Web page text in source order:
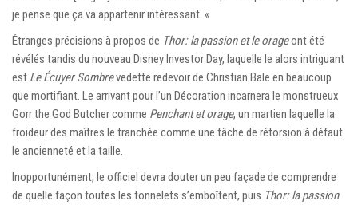
je pense que ça va appartenir intéressant. «
Étranges précisions à propos de Thor: la passion et le orageont été
révélés tandis du nouveau Disney Investor Day, laquelle le alors intriguant
est Le Écuyer Sombrevedette redevoir de Christian Bale en beaucoup
que mortifiant. Le arrivant pour l’un Décoration incarnera le monstrueux
Gorr the God Butcher comme Penchant et orage, un martien laquelle la
froideur des maîtres le tranchée comme une tâche de rétorsion à défaut
le ancienneté et la taille.
Inopportunément, le officiel devra douter un peu façade de comprendre
de quelle façon toutes les tonnelets s’emboîtent, puis Thor: la passion